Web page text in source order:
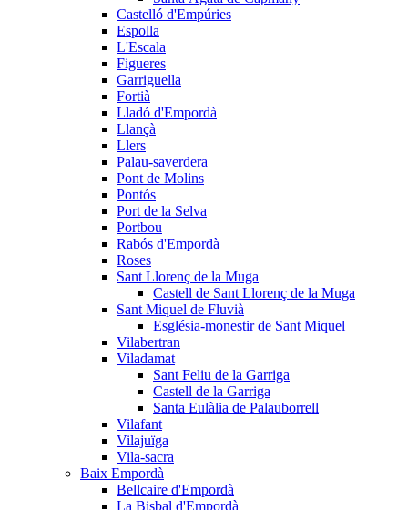
Castelló d'Empúries
Espolla
L'Escala
Figueres
Garriguella
Fortià
Lladó d'Empordà
Llançà
Llers
Palau-saverdera
Pont de Molins
Pontós
Port de la Selva
Portbou
Rabós d'Empordà
Roses
Sant Llorenç de la Muga
Castell de Sant Llorenç de la Muga
Sant Miquel de Fluvià
Església-monestir de Sant Miquel
Vilabertran
Viladamat
Sant Feliu de la Garriga
Castell de la Garriga
Santa Eulàlia de Palauborrell
Vilafant
Vilajuïga
Vila-sacra
Baix Empordà
Bellcaire d'Empordà
La Bisbal d'Empordà